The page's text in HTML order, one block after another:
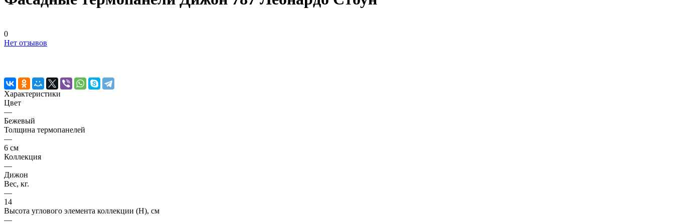
0
Нет отзывов
Характеристики
Цвет
—
Бежевый
Толщина термопанелей
—
6 см
Коллекция
—
Дижон
Вес, кг.
—
14
Высота углового элемента коллекции (H), см
—